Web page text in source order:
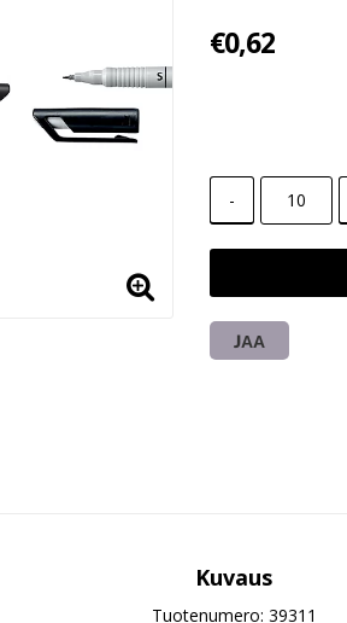
€0,62
-
JAA
Kuvaus
Tuotenumero: 39311